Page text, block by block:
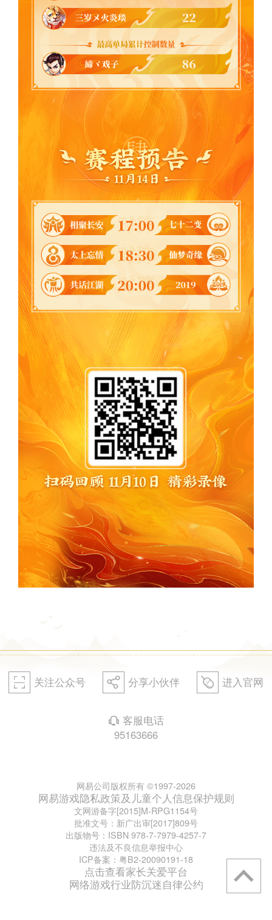
򰀁 关注公众号 򰀂 分享小伙伴 򰀄 进入官网
򰀃 客服电话
95163666
网易公司版权所有 ©1997-2026
网易游戏隐私政策及儿童个人信息保护规则
文网游备字[2015]M-RPG1154号
批准文号：新广出审[2017]809号
出版物号：ISBN 978-7-7979-4257-7
违法及不良信息举报中心
ICP备案：粤B2-20090191-18
点击查看家长关爱平台
网络游戏行业防沉迷自律公约